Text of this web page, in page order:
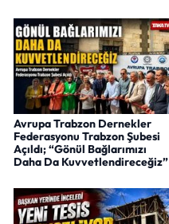
Avrupa Trabzon Dernekler
Federasyonu Trabzon Şubesi
Açıldı; “Gönül Bağlarımızı
Daha Da Kuvvetlendireceğiz”